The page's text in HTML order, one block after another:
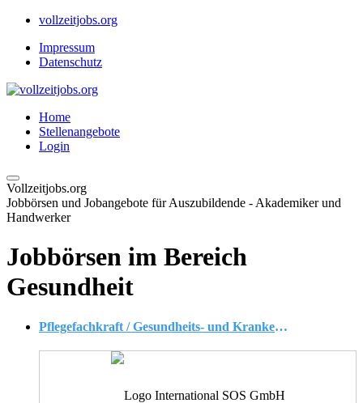
vollzeitjobs.org
Impressum
Datenschutz
Home
Stellenangebote
Login
Vollzeitjobs.org
Jobbörsen und Jobangebote für Auszubildende - Akademiker und
Handwerker
Jobbörsen im Bereich
Gesundheit
Pflegefachkraft / Gesundheits- und Krankenpfleger (m/w/d) ? Hybrid, Befristet (24 Monate)